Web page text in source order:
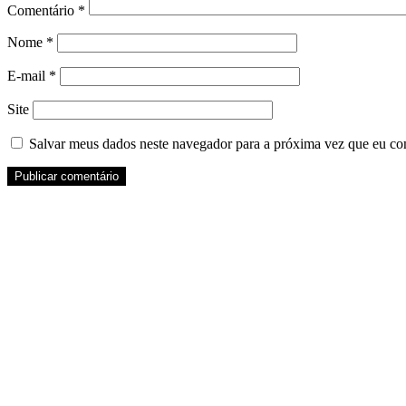
Comentário *
Nome *
E-mail *
Site
Salvar meus dados neste navegador para a próxima vez que eu